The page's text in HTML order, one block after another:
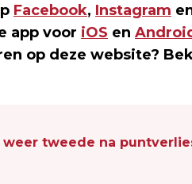
Facebook, Instagram
app voor iOS en
op deze website?
weer tweede na